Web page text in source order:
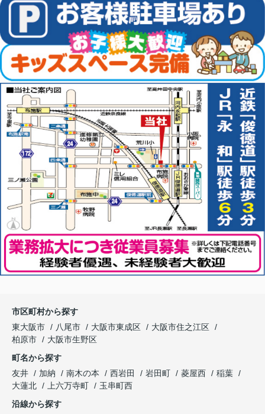
市区町村から探す
東大阪市
八尾市 大阪市東成区
大阪市住之江区
柏原市
大阪市生野区
町名から探す
友井
加納 南木の本 西岩田 岩田町 菱屋西
稲葉
大蓮北
上六万寺町
玉串町西
沿線から探す